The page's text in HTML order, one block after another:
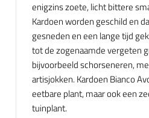
enigzins zoete, licht bittere
Kardoen worden geschild en
gesneden en een lange tijd
tot de zogenaamde vergeten
bijvoorbeeld schorseneren,
artisjokken. Kardoen Bianco
eetbare plant, maar ook een
tuinplant.